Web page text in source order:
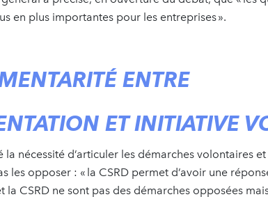
en plus importantes pour les entreprises ».
ENTRE
ET INITIATIVE
nécessité d’articuler les démarches volontaires
les opposer : « la CSRD permet d’avoir une
la CSRD ne sont pas des démarches opposées